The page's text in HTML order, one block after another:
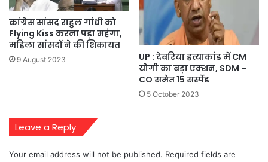
कांग्रेस सांसद राहुल गांधी को
Flying Kiss करना पड़ा महंगा,
महिला सांसदों ने की शिकायत
9 August 2023
UP : देवरिया हत्याकांड में CM
योगी का बड़ा एक्शन, SDM –
CO समेत 15 सस्पेंड
5 October 2023
Leave a Reply
Your email address will not be published. Required fields are